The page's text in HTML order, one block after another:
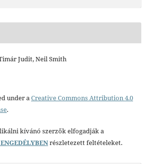
Judit, Neil Smith
under aCreative Commons Attribution 4.0
.
kívánó szerzők elfogadják a
részletezett feltételeket.